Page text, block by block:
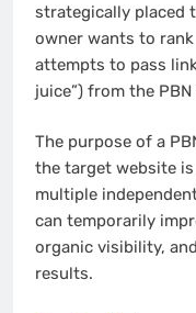
strategically placed
owner wants to
attempts to pass
juice”) from the
The purpose of a
the target website
multiple
can temporarily
organic visibility,
results.